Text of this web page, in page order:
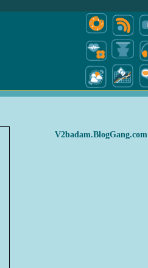
V2badam.BlogGang.com